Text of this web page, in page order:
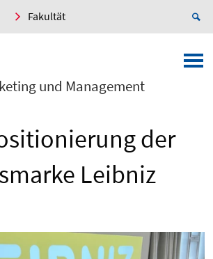
Fakultät
und Management
der
Leibniz